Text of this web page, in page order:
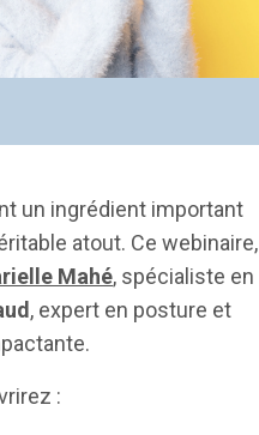
un ingrédient important
atout. Ce webinaire,
Mahé, spécialiste en
, expert en posture et
: